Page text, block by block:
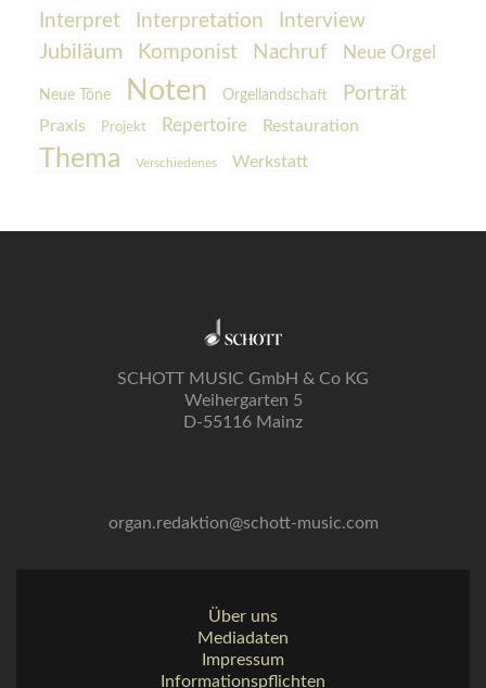
Interpret Interpretation
Interview
Jubiläum
Komponist Nachruf Neue Orgel
Neue Töne Noten Orgellandschaft Porträt
Praxis Projekt Repertoire Restauration
Thema Verschiedenes Werkstatt
SCHOTT MUSIC GmbH & Co KG
Weihergarten 5
D-55116 Mainz
organ.redaktion@schott-music.com
Über uns
Mediadaten
Impressum
Informationspflichten